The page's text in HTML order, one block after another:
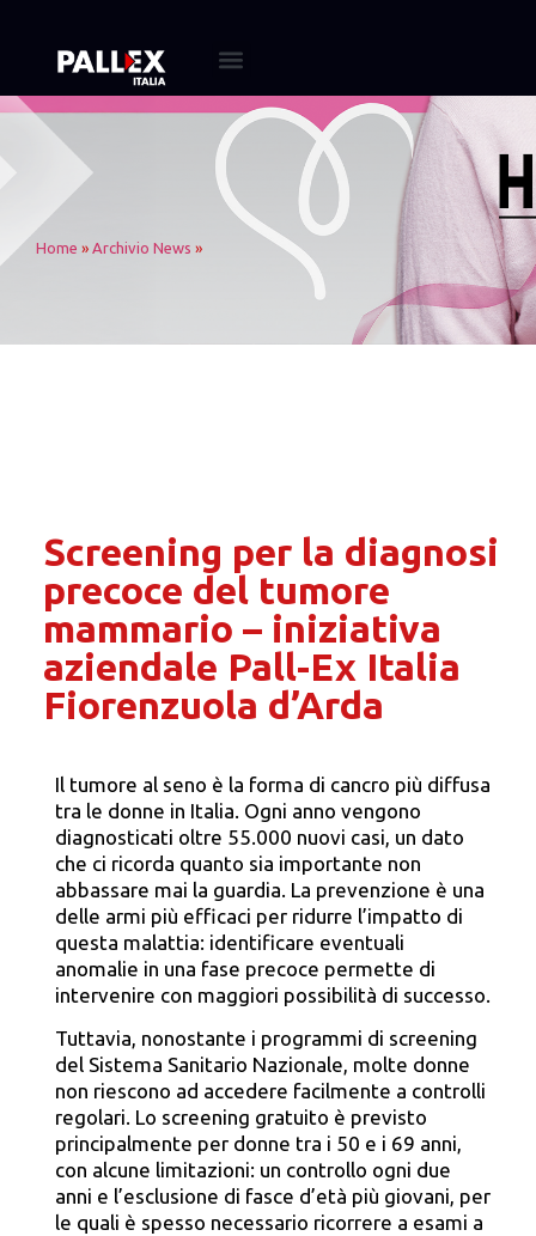
Home » Archivio News »
Screening per la diagnosi
precoce del tumore
mammario – iniziativa
aziendale Pall-Ex Italia
Fiorenzuola d’Arda
Il tumore al seno è la forma di cancro più diffusa
tra le donne in Italia. Ogni anno vengono
diagnosticati oltre 55.000 nuovi casi, un dato
che ci ricorda quanto sia importante non
abbassare mai la guardia. La prevenzione è una
delle armi più efficaci per ridurre l’impatto di
questa malattia: identificare eventuali
anomalie in una fase precoce permette di
intervenire con maggiori possibilità di successo.
Tuttavia, nonostante i programmi di screening
del Sistema Sanitario Nazionale, molte donne
non riescono ad accedere facilmente a controlli
regolari. Lo screening gratuito è previsto
principalmente per donne tra i 50 e i 69 anni,
con alcune limitazioni: un controllo ogni due
anni e l’esclusione di fasce d’età più giovani, per
le quali è spesso necessario ricorrere a esami a